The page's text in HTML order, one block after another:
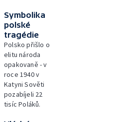
Symbolika
polské
tragédie
Polsko přišlo o
elitu národa
opakovaně - v
roce 1940 v
Katyni Sověti
pozabíjeli 22
tisíc Poláků.